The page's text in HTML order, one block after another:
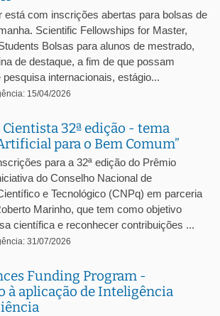
com inscrições abertas para bolsas de
Scientific Fellowships for Master,
Bolsas para alunos de mestrado,
de destaque, a fim de que possam
internacionais, estágio...
15/04/2026
32ª edição - tema
para o Bem Comum”
para a 32ª edição do Prêmio
do Conselho Nacional de
e Tecnológico (CNPq) em parceria
Marinho, que tem como objetivo
científica e reconhecer contribuições ...
31/07/2026
Funding Program -
à aplicação de Inteligência